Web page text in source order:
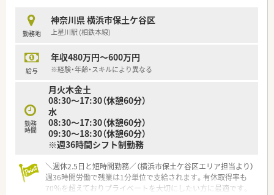
■年間休日は123日確保されており、完全週休2日制でしっかり
と体を休めながら働くことができます。
■残業代は1分単位で支給される仕組みが整っており、サービス
勤務地
神奈川県 横浜市保土ケ谷区
上星川駅 (相鉄本線)
給与
年収480万円～600万円
※経験・年齢・スキルにより異なる
勤務
時間
月火木金土
08:30～17:30（休憩60分）
水
08:30～17:30（休憩60分）
09:30～18:30（休憩60分）
※週36時間シフト制勤務
＼週休2.5日と短時間勤務／（横浜市保土ケ谷区エリア担当より）
週36時間労働で残業は1分単位で支給されます。有休取得率も
70％を超えておりプライベートを大切にしたい方に最適です。